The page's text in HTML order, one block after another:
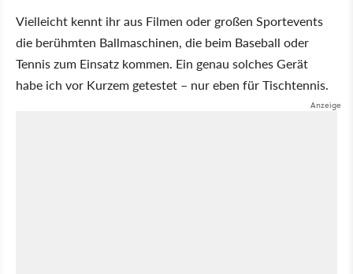
Vielleicht kennt ihr aus Filmen oder großen Sportevents
die berühmten Ballmaschinen, die beim Baseball oder
Tennis zum Einsatz kommen. Ein genau solches Gerät
habe ich vor Kurzem getestet – nur eben für Tischtennis.